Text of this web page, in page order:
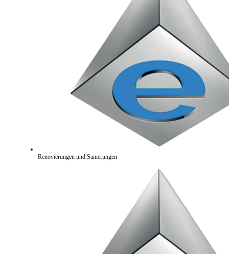
Renovierungen und Sanierungen